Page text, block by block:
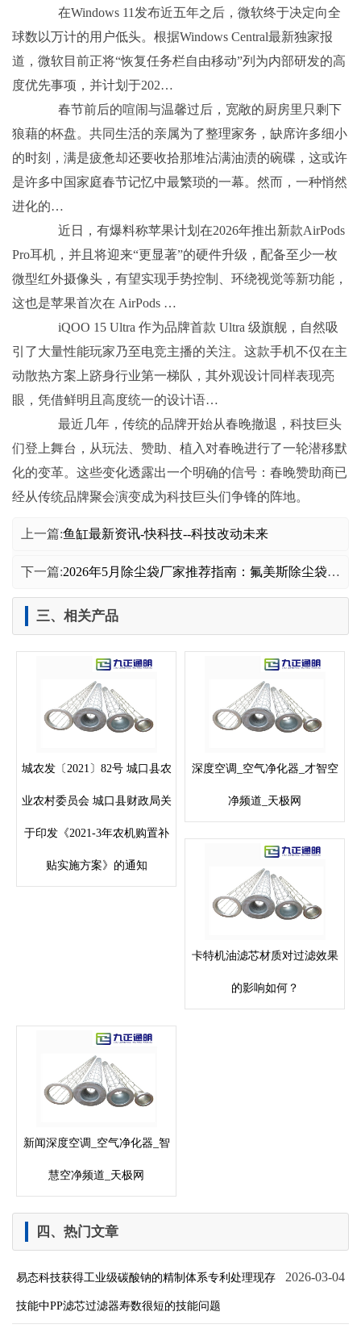
在Windows 11发布近五年之后，微软终于决定向全
球数以万计的用户低头。根据Windows Central最新独家报
道，微软目前正将“恢复任务栏自由移动”列为内部研发的高
度优先事项，并计划于202…
春节前后的喧闹与温馨过后，宽敞的厨房里只剩下
狼藉的杯盘。共同生活的亲属为了整理家务，缺席许多细小
的时刻，满是疲惫却还要收拾那堆沾满油渍的碗碟，这或许
是许多中国家庭春节记忆中最繁琐的一幕。然而，一种悄然
进化的…
近日，有爆料称苹果计划在2026年推出新款AirPods
Pro耳机，并且将迎来“更显著”的硬件升级，配备至少一枚
微型红外摄像头，有望实现手势控制、环绕视觉等新功能，
这也是苹果首次在 AirPods …
iQOO 15 Ultra 作为品牌首款 Ultra 级旗舰，自然吸
引了大量性能玩家乃至电竞主播的关注。这款手机不仅在主
动散热方案上跻身行业第一梯队，其外观设计同样表现亮
眼，凭借鲜明且高度统一的设计语…
最近几年，传统的品牌开始从春晚撤退，科技巨头
们登上舞台，从玩法、赞助、植入对春晚进行了一轮潜移默
化的变革。这些变化透露出一个明确的信号：春晚赞助商已
经从传统品牌聚会演变成为科技巨头们争锋的阵地。
上一篇:鱼缸最新资讯-快科技--科技改动未来
下一篇:2026年5月除尘袋厂家推荐指南：氟美斯除尘袋三防亚克力集尘器公司优选！
三、相关产品
城农发〔2021〕82号 城口县农
业农村委员会 城口县财政局关
于印发《2021-3年农机购置补
贴实施方案》的通知
深度空调_空气净化器_才智空
净频道_天极网
卡特机油滤芯材质对过滤效果
的影响如何？
新闻深度空调_空气净化器_智
慧空净频道_天极网
四、热门文章
2026-03-04
易态科技获得工业级碳酸钠的精制体系专利处理现存
技能中PP滤芯过滤器寿数很短的技能问题